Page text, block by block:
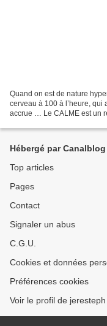
Quand on est de nature
cerveau à 100 à l’heure, qui
accrue … Le CALME est un
Hébergé par Canalblog
Top articles
Pages
Contact
Signaler un abus
C.G.U.
Cookies et données
Préférences cookies
Voir le profil de